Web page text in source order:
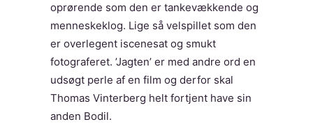
oprørende som den er tankevækkende og
menneskeklog. Lige så velspillet som den
er overlegent iscenesat og smukt
fotograferet. ’Jagten’ er med andre ord en
udsøgt perle af en film og derfor skal
Thomas Vinterberg helt fortjent have sin
anden Bodil.